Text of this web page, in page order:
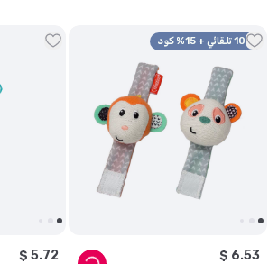
10% تلقائي + 15% كود
$ 6.53
$ 5.72